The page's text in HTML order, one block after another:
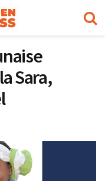
Sara,